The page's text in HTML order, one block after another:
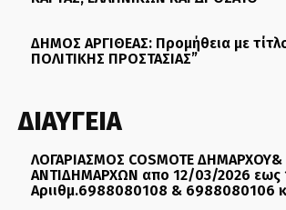
ΔΗΜΟΣ ΑΡΓΙΘΕΑΣ: Προμήθεια με
ΠΟΛΙΤΙΚΗΣ ΠΡΟΣΤΑΣΙΑΣ”
ΔΙΑΥΓΕΙΑ
ΛΟΓΑΡΙΑΣΜΟΣ COSMOTE ΔΗΜΑΡΧΟΥ&
ΑΝΤΙΔΗΜΑΡΧΩΝ απο 12/03/2026 εως
Αριιθμ.6988080108 & 6988080106